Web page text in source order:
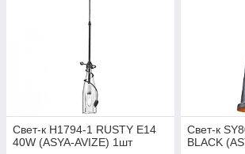
Свет-к H1794-1 RUSTY E14
40W (ASYA-AVIZE) 1шт
Свет-к
BLACK